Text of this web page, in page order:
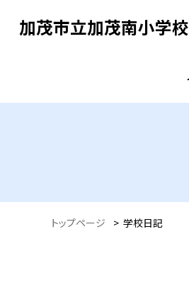
加茂市立加茂南小学校
トップページ > 学校日記